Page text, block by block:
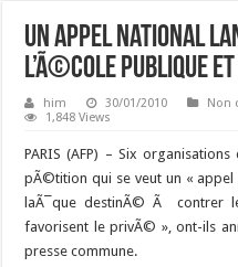
Un appel national
l’Ã©cole publique et
him 30/01/2010 Non
1,848 Views
PARIS (AFP) – Six
pÃ©tition qui se veut un «
laÃ¯que destinÃ© Ã contrer
favorisent le privÃ© », ont-ils
presse commune.